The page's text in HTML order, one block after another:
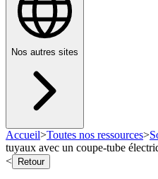
Nos autres sites
Accueil>Toutes nos ressources>
tuyaux avec un coupe-tube
<
Retour